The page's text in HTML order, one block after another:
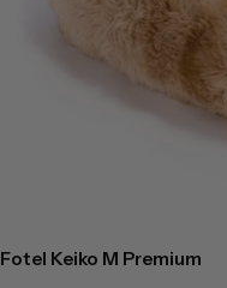
Fotel Keiko M Premium